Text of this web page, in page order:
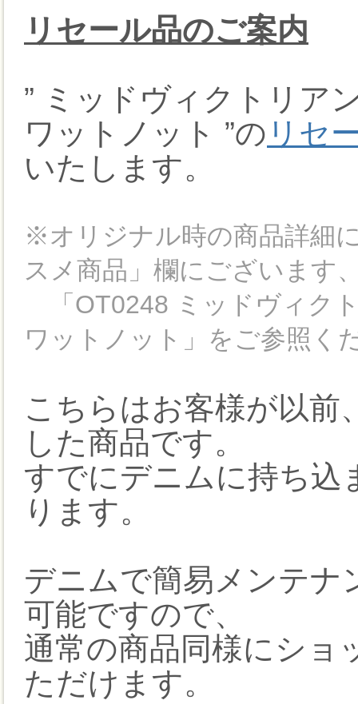
リセール品のご案内
” ミッドヴィクトリア
ワットノット ”の リセ
いたします。
※オリジナル時の商品詳細
スメ商品」欄にございます
「OT0248 ミッドヴィク
ワットノット」をご参照く
こちらはお客様が以前
した商品です。
すでにデニムに持ち込
ります。
デニムで簡易メンテナ
可能ですので、
通常の商品同様にショ
ただけます。